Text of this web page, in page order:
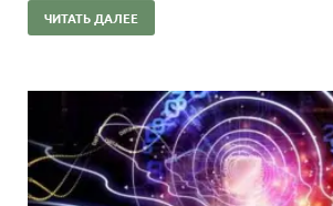
ЧИТАТЬ ДАЛЕЕ